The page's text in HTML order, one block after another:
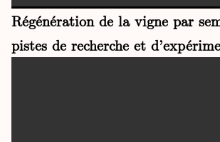
Régénération de la vigne par
pistes de recherche et